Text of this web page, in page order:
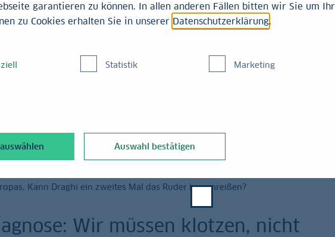
für Europa
enthält viel Gutes. Und Gefährliches.
endlich den lange erwarteten Bericht zur Wettbewerbsfähigkeit Europas
in der Finanzkrise mit dem legendären Ausspruch: „Whatever it takes to
habe. Diesmal geht es um nicht weniger als die Wiederherstellung der
Kann Draghi ein zweites Mal das Ruder herumreißen?
Wir müssen klotzen, nicht
garantieren zu können. In allen anderen Fällen bitten wir Sie um
zu Cookies erhalten Sie in unserer Datenschutzerklärung.
Statistik Marketing
Auswahl bestätigen